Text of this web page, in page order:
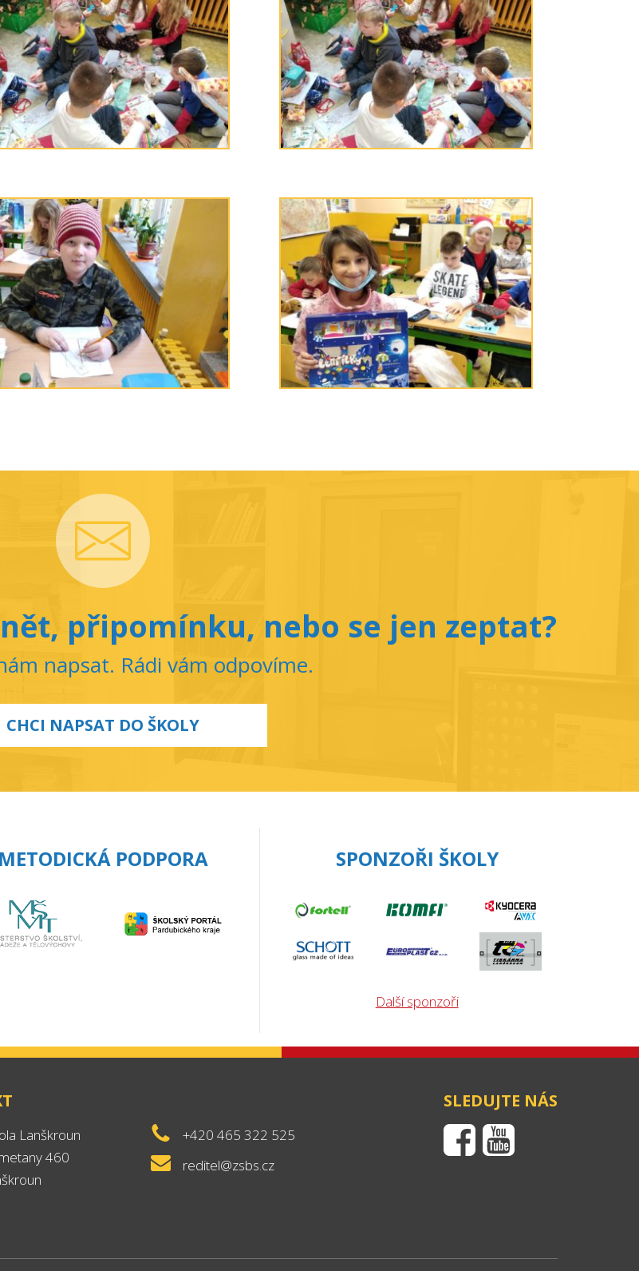
připomínku, nebo se jen zeptat?
napsat. Rádi vám odpovíme.
CHCI NAPSAT DO ŠKOLY
METODICKÁ PODPORA SPONZOŘI ŠKOLY
Další sponzoři
Lanškroun
460
+420 465 322 525
reditel@zsbs.cz
SLEDUJTE NÁS